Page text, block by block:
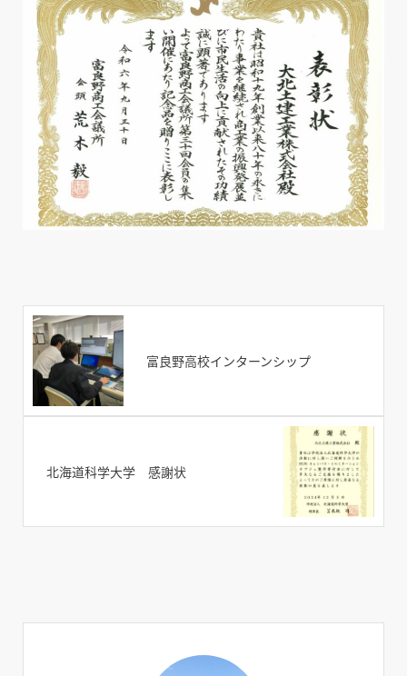
富良野高校インターンシップ
北海道科学大学 感謝状